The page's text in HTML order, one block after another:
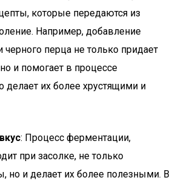
которые передаются из
Например, добавление
черного перца не только придает
и помогает в процессе
делает их более хрустящими и
: Процесс ферментации,
при засолке, не только
но и делает их более полезными. В